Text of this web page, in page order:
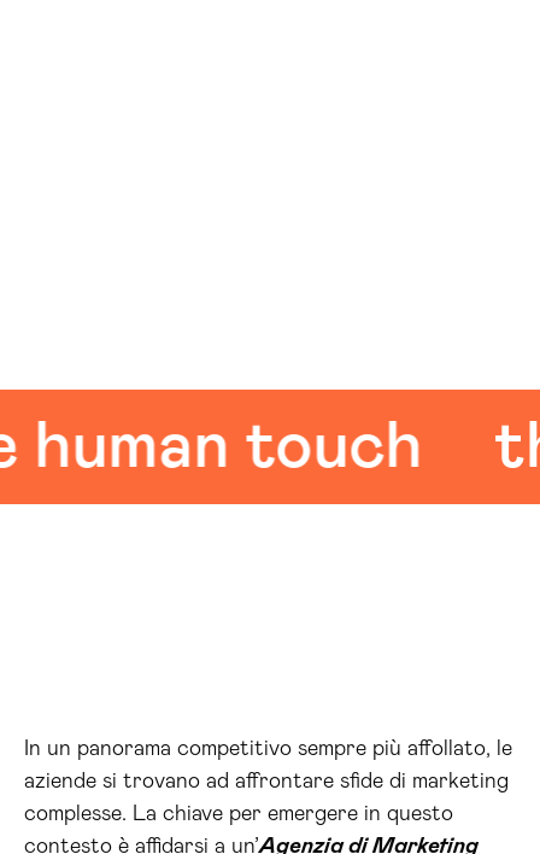
touch the
In un panorama competitivo sempre più affollato, le
aziende si trovano ad affrontare sfide di marketing
complesse. La chiave per emergere in questo
contesto è affidarsi a un’Agenzia di Marketing